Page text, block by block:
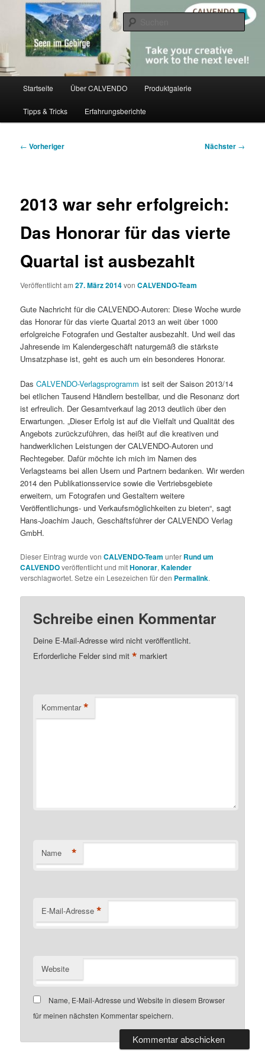
primären
springenCALVENDO
share creativity
Startseite Über CALVENDO Produktgalerie
Tipps & Tricks Erfahrungsberichte
Beitragsnavigation
← Vorheriger Nächster →
2013 war sehr erfolgreich:
Das Honorar für das vierte
Quartal ist ausbezahlt
Veröffentlicht am27. März 2014vonCALVENDO-Team
Gute Nachricht für die CALVENDO-Autoren: Diese Woche wurde
das Honorar für das vierte Quartal 2013 an weit über 1000
erfolgreiche Fotografen und Gestalter ausbezahlt. Und weil das
Jahresende im Kalendergeschäft naturgemäß die stärkste
Umsatzphase ist, geht es auch um ein besonderes Honorar.
DasCALVENDO-Verlagsprogramm ist seit der Saison 2013/14
bei etlichen Tausend Händlern bestellbar, und die Resonanz dort
ist erfreulich. Der Gesamtverkauf lag 2013 deutlich über den
Erwartungen. „Dieser Erfolg ist auf die Vielfalt und Qualität des
Angebots zurückzuführen, das heißt auf die kreativen und
handwerklichen Leistungen der CALVENDO-Autoren und
Rechtegeber. Dafür möchte ich mich im Namen des
Verlagsteams bei allen Usern und Partnern bedanken. Wir werden
2014 den Publikationsservice sowie die Vertriebsgebiete
erweitern, um Fotografen und Gestaltern weitere
Veröffentlichungs- und Verkaufsmöglichkeiten zu bieten“, sagt
Hans-Joachim Jauch, Geschäftsführer der CALVENDO Verlag
GmbH.
Dieser Eintrag wurde vonCALVENDO-Team unter Rund um
CALVENDOveröffentlicht und mitHonorar,Kalender
verschlagwortet. Setze ein Lesezeichen für den Permalink.
Schreibe einen Kommentar
Deine E-Mail-Adresse wird nicht veröffentlicht.
Erforderliche Felder sind mit* markiert
Kommentar *
Name *
E-Mail-Adresse *
Website
Name, E-Mail-Adresse und Website in diesem Browser
für meinen nächsten Kommentar speichern.